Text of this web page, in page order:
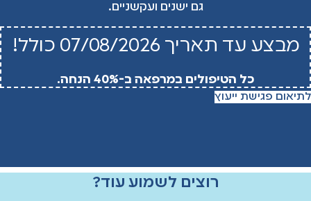
גם ישנים ועקשניים.
מבצע עד תאריך 07/08/2026 כולל!
כל הטיפולים במרפאה ב-40% הנחה.
לתיאום פגישת ייעוץ
רוצים לשמוע עוד?